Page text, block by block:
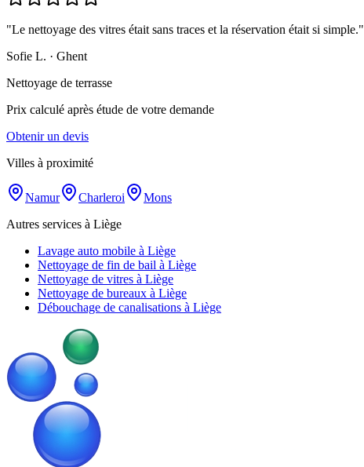
"Le nettoyage des vitres était sans traces et la réservation était si simple."
Sofie L. · Ghent
Nettoyage de terrasse
Prix calculé après étude de votre demande
Obtenir un devis
Villes à proximité
Namur Charleroi
Mons
Autres services à Liège
Lavage auto mobile à Liège
Nettoyage de fin de bail à Liège
Nettoyage de vitres à Liège
Nettoyage de bureaux à Liège
Débouchage de canalisations à Liège